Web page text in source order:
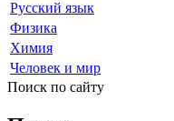
Русский язык
Физика
Химия
Человек и мир
Поиск по сайту